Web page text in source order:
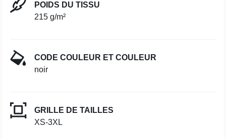
POIDS DU TISSU
215 g/m²
CODE COULEUR ET COULEUR
noir
GRILLE DE TAILLES
XS-3XL